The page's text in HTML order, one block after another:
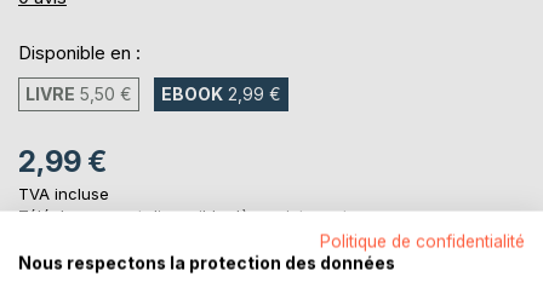
Disponible en :
LIVRE 5,50 € EBOOK 2,99 €
2,99 €
TVA incluse
Téléchargement disponible dès maintenant
Politique de confidentialité
Nous respectons la protection des données